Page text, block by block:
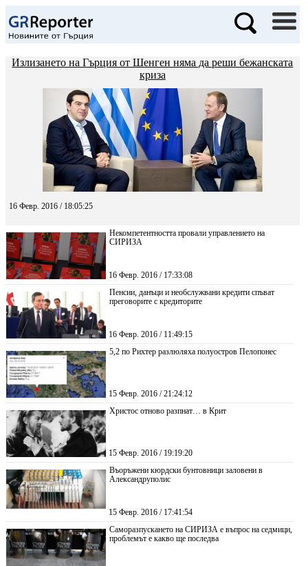
Излизането на Гърция от Шенген няма да реши бежанската
криза
16 Февр. 2016 / 18:05:25
Некомпетентността провали управлението на
СИРИЗА
16 Февр. 2016 / 17:33:08
Пенсии, данъци и необслужвани кредити спъват
преговорите с кредиторите
16 Февр. 2016 / 11:49:15
5,2 по Рихтер разлюляха полуостров Пелопонес
15 Февр. 2016 / 21:24:12
Христос отново разпнат… в Крит
15 Февр. 2016 / 19:19:20
Въоръжени кюрдски бунтовници заловени в
Александруполис
15 Февр. 2016 / 17:41:54
Саморазпускането на СИРИЗА е въпрос на седмици,
проблемът е какво ще последва